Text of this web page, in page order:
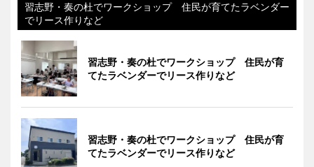
習志野・奏の杜でワークショップ 住民が育てたラベンダー
でリース作りなど
習志野・奏の杜でワークショップ 住民が育
てたラベンダーでリース作りなど
習志野・奏の杜でワークショップ 住民が育
てたラベンダーでリース作りなど